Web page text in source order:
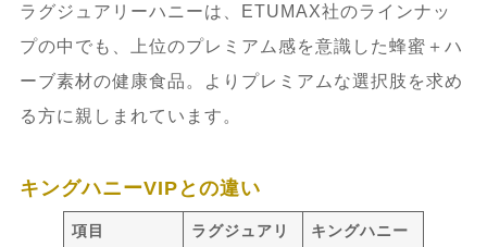
ラグジュアリーハニーは、ETUMAX社のラインナッ
プの中でも、上位のプレミアム感を意識した蜂蜜＋ハ
ーブ素材の健康食品。よりプレミアムな選択肢を求め
る方に親しまれています。
キングハニーVIPとの違い
項目
ラグジュアリ
キングハニー